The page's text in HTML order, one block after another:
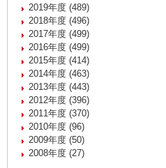
2019年度 (489)
2018年度 (496)
2017年度 (499)
2016年度 (499)
2015年度 (414)
2014年度 (463)
2013年度 (443)
2012年度 (396)
2011年度 (370)
2010年度 (96)
2009年度 (50)
2008年度 (27)